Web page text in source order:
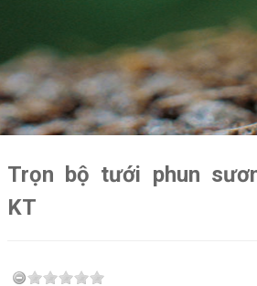
Trọn bộ tưới phun
KT